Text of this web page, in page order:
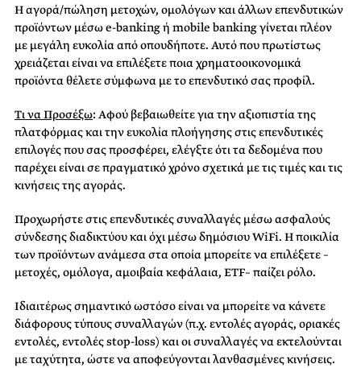
Η αγορά/πώληση μετοχών, ομολόγων και άλλων επενδυτικών
προϊόντων μέσω e-banking ή mobile banking γίνεται πλέον
με μεγάλη ευκολία από οπουδήποτε. Αυτό που πρωτίστως
χρειάζεται είναι να επιλέξετε ποια χρηματοοικονομικά
προϊόντα θέλετε σύμφωνα με το επενδυτικό σας προφίλ.
Τι να Προσέξω: Αφού βεβαιωθείτε για την αξιοπιστία της
πλατφόρμας και την ευκολία πλοήγησης στις επενδυτικές
επιλογές που σας προσφέρει, ελέγξτε ότι τα δεδομένα που
παρέχει είναι σε πραγματικό χρόνο σχετικά με τις τιμές και τις
κινήσεις της αγοράς.
Προχωρήστε στις επενδυτικές συναλλαγές μέσω ασφαλούς
σύνδεσης διαδικτύου και όχι μέσω δημόσιουWiFi. Η ποικιλία
των προϊόντων ανάμεσα στα οποία μπορείτε να επιλέξετε –
μετοχές, ομόλογα, αμοιβαία κεφάλαια, ETF– παίζει ρόλο.
Ιδιαιτέρως σημαντικό ωστόσο είναι να μπορείτε να κάνετε
διάφορους τύπους συναλλαγών (π.χ. εντολές αγοράς, οριακές
εντολές, εντολές stop-loss) και οι συναλλαγές να εκτελούνται
με ταχύτητα, ώστε να αποφεύγονται λανθασμένες κινήσεις.